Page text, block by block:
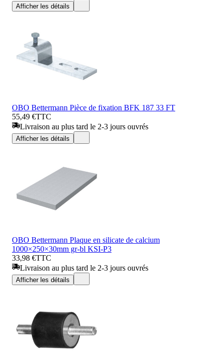
Afficher les détails
OBO Bettermann Pièce de fixation BFK 187 33 FT
55,49 €TTC
Livraison au plus tard le 2-3 jours ouvrés
Afficher les détails
OBO Bettermann Plaque en silicate de calcium
1000×250×30mm gr-bl KSI-P3
33,98 €TTC
Livraison au plus tard le 2-3 jours ouvrés
Afficher les détails